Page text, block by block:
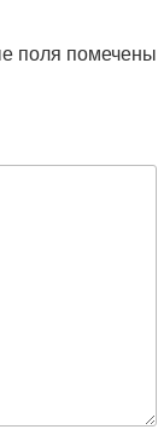
поля помечены